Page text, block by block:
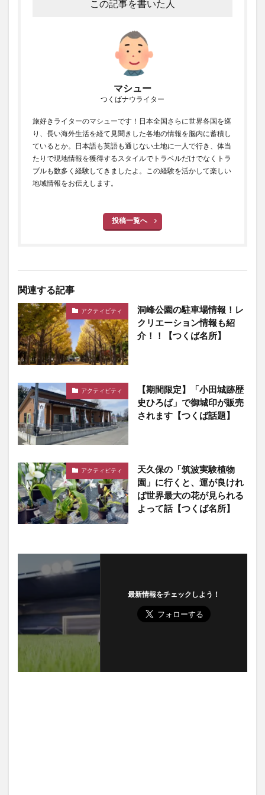
この記事を書いた人
マシュー
つくばナウライター
旅好きライターのマシューです！日本全国さらに世界各国を巡
り、長い海外生活を経て見聞きした各地の情報を脳内に蓄積し
ているとか。日本語も英語も通じない土地に一人で行き、体当
たりで現地情報を獲得するスタイルでトラベルだけでなくトラ
ブルも数多く経験してきましたよ。この経験を活かして楽しい
地域情報をお伝えします。
投稿一覧へ
関連する記事
アクティビティ
洞峰公園の駐車場情報！レ
クリエーション情報も紹
介！！【つくば名所】
アクティビティ
【期間限定】「小田城跡歴
史ひろば」で御城印が販売
されます【つくば話題】
アクティビティ
天久保の「筑波実験植物
園」に行くと、運が良けれ
ば世界最大の花が見られる
よって話【つくば名所】
最新情報をチェックしよう！